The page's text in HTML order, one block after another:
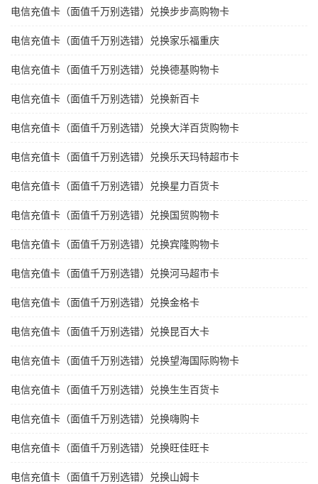
电信充值卡（面值千万别选错）兑换步步高购物卡
电信充值卡（面值千万别选错）兑换家乐福重庆
电信充值卡（面值千万别选错）兑换德基购物卡
电信充值卡（面值千万别选错）兑换新百卡
电信充值卡（面值千万别选错）兑换大洋百货购物卡
电信充值卡（面值千万别选错）兑换乐天玛特超市卡
电信充值卡（面值千万别选错）兑换星力百货卡
电信充值卡（面值千万别选错）兑换国贸购物卡
电信充值卡（面值千万别选错）兑换宾隆购物卡
电信充值卡（面值千万别选错）兑换河马超市卡
电信充值卡（面值千万别选错）兑换金格卡
电信充值卡（面值千万别选错）兑换昆百大卡
电信充值卡（面值千万别选错）兑换望海国际购物卡
电信充值卡（面值千万别选错）兑换生生百货卡
电信充值卡（面值千万别选错）兑换嗨购卡
电信充值卡（面值千万别选错）兑换旺佳旺卡
电信充值卡（面值千万别选错）兑换山姆卡